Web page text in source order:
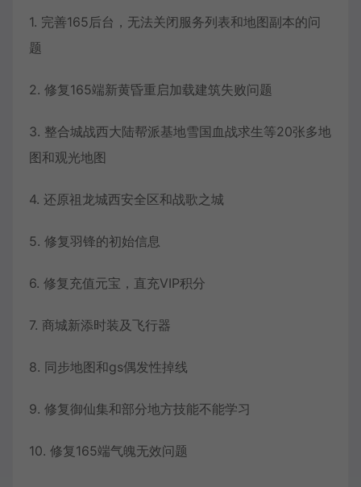
1. 完善165后台，无法关闭服务列表和地图副本的问
题
2. 修复165端新黄昏重启加载建筑失败问题
3. 整合城战西大陆帮派基地雪国血战求生等20张多地
图和观光地图
4. 还原祖龙城西安全区和战歌之城
5. 修复羽锋的初始信息
6. 修复充值元宝，直充VIP积分
7. 商城新添时装及飞行器
8. 同步地图和gs偶发性掉线
9. 修复御仙集和部分地方技能不能学习
10. 修复165端气魄无效问题